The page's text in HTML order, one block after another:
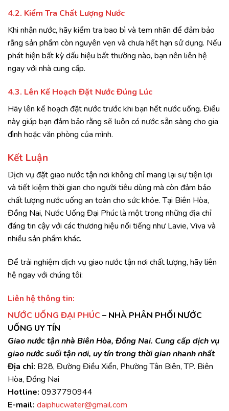
4.2. Kiểm Tra Chất Lượng Nước
Khi nhận nước, hãy kiểm tra bao bì và tem nhãn để đảm bảo
rằng sản phẩm còn nguyên vẹn và chưa hết hạn sử dụng. Nếu
phát hiện bất kỳ dấu hiệu bất thường nào, bạn nên liên hệ
ngay với nhà cung cấp.
4.3. Lên Kế Hoạch Đặt Nước Đúng Lúc
Hãy lên kế hoạch đặt nước trước khi bạn hết nước uống. Điều
này giúp bạn đảm bảo rằng sẽ luôn có nước sẵn sàng cho gia
đình hoặc văn phòng của mình.
Kết Luận
Dịch vụ đặt giao nước tận nơi không chỉ mang lại sự tiện lợi
và tiết kiệm thời gian cho người tiêu dùng mà còn đảm bảo
chất lượng nước uống an toàn cho sức khỏe. Tại Biên Hòa,
Đồng Nai, Nước Uống Đại Phúc là một trong những địa chỉ
đáng tin cậy với các thương hiệu nổi tiếng như Lavie, Viva và
nhiều sản phẩm khác.
Để trải nghiệm dịch vụ giao nước tận nơi chất lượng, hãy liên
hệ ngay với chúng tôi:
Liên hệ thông tin:
NƯỚC UỐNG ĐẠI PHÚC– NHÀ PHÂN PHỐI NƯỚC
UỐNG UY TÍN
Giao nước tận nhà Biên Hòa, Đồng Nai. Cung cấp dịch vụ
giao nước suối tận nơi, uy tín trong thời gian nhanh nhất
Địa chỉ: B28, Đường Điều Xiển, Phường Tân Biên, TP. Biên
Hòa, Đồng Nai
Hotline: 0937790944
E-mail: daiphucwater@gmail.com